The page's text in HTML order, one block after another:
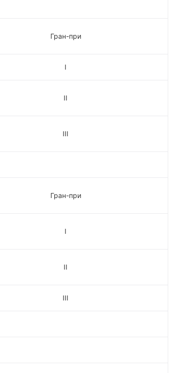
Гран-при
I
II
III
Гран-при
I
II
III